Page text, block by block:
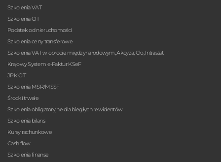
Szkolenia VAT
Szkolenia CIT
Podatek od nieruchomości
Szkolenia ceny transferowe
Szkolenia VAT w obrocie międzynarodowym, Akcyza, Cło, Intrastat
Krajowy System e-Faktur KSeF
JPK CIT
Szkolenia MSR/MSSF
Środki trwałe
Szkolenia obligatoryjne dla biegłych rewidentów
Szkolenia bilans
Kursy rachunkowe
Cash flow
Szkolenia finanse